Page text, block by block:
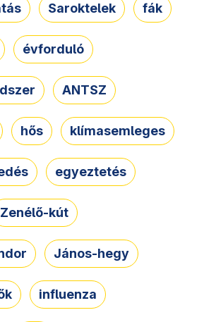
Saroktelek fák
évforduló
ANTSZ
hős klímasemleges
egyeztetés
Zenélő-kút
János-hegy
influenza